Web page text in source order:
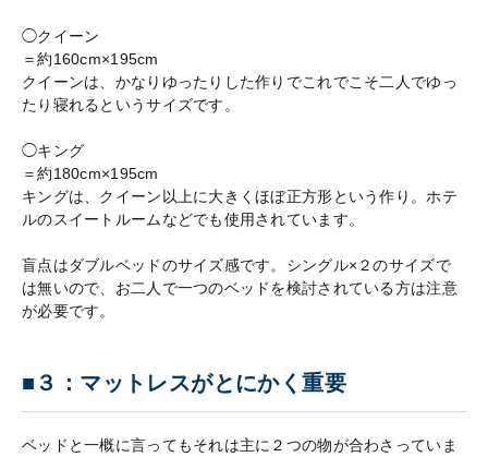
◯クイーン
＝約160cm×195cm
クイーンは、かなりゆったりした作りでこれでこそ二人でゆっ
たり寝れるというサイズです。
◯キング
＝約180cm×195cm
キングは、クイーン以上に大きくほぼ正方形という作り。ホテ
ルのスイートルームなどでも使用されています。
盲点はダブルベッドのサイズ感です。シングル×２のサイズで
は無いので、お二人で一つのベッドを検討されている方は注意
が必要です。
■３：マットレスがとにかく重要
ベッドと一概に言ってもそれは主に２つの物が合わさっていま